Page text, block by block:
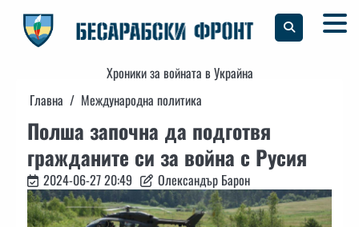
content
Хроники за войната в Украйна
Главна
Международна политика
Полша започна да подготвя
гражданите си за война с Русия
2024-06-27 20:49 Олександър Барон